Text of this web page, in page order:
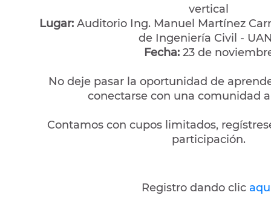
vertical
Lugar: Auditorio Ing. Manuel Martínez
de Ingeniería Civil -
Fecha: 23 de
No deje pasar la oportunidad de
conectarse con una comunidad
Contamos con cupos limitados,
participación.
Registro dando clic